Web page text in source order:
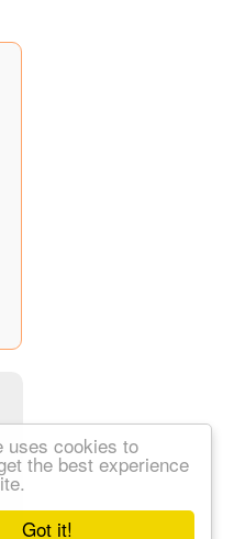
Got it!
uses cookies to
the best experience